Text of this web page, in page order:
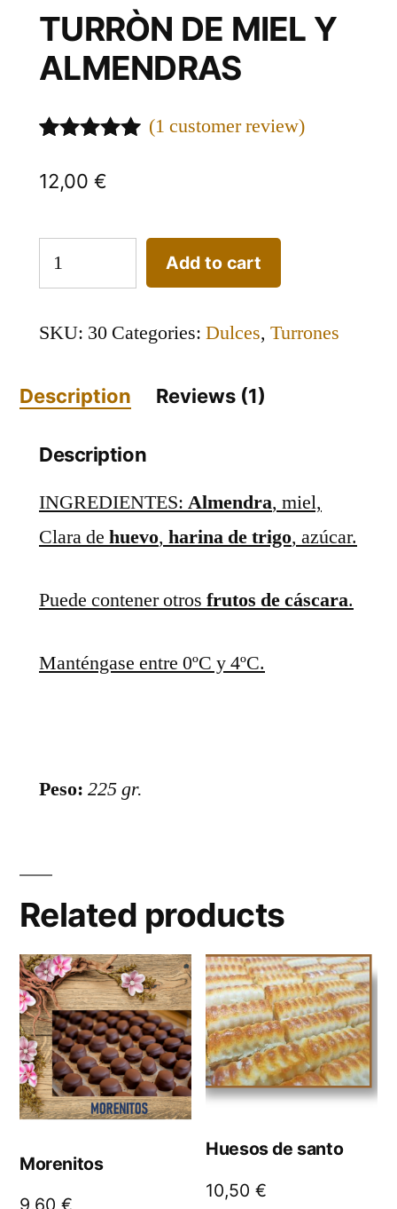
TURRÒN DE MIEL Y
ALMENDRAS
out of 5
based on
rating
(1 customer review)
12,00 €
TURRÒN
DE
MIEL
ALMENDRAS
Add to cart
SKU: 30 Categories: Dulces, Turrones
Description Reviews (1)
Description
INGREDIENTES: Almendra, miel,
Clara de huevo, harina de trigo, azúcar.
Puede contener otros frutos de cáscara.
Manténgase entre 0ºC y 4ºC.
Peso: 225 gr.
Related products
Morenitos
Huesos de santo
10,50€